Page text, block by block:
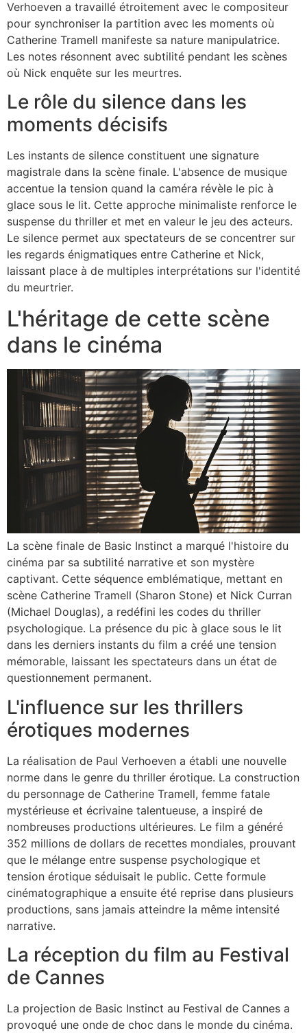
Verhoeven a travaillé étroitement avec le compositeur
pour synchroniser la partition avec les moments où
Catherine Tramell manifeste sa nature manipulatrice.
Les notes résonnent avec subtilité pendant les scènes
où Nick enquête sur les meurtres.
Le rôle du silence dans les
moments décisifs
Les instants de silence constituent une signature
magistrale dans la scène finale. L'absence de musique
accentue la tension quand la caméra révèle le pic à
glace sous le lit. Cette approche minimaliste renforce le
suspense du thriller et met en valeur le jeu des acteurs.
Le silence permet aux spectateurs de se concentrer sur
les regards énigmatiques entre Catherine et Nick,
laissant place à de multiples interprétations sur l'identité
du meurtrier.
L'héritage de cette scène
dans le cinéma
La scène finale de Basic Instinct a marqué l'histoire du
cinéma par sa subtilité narrative et son mystère
captivant. Cette séquence emblématique, mettant en
scène Catherine Tramell (Sharon Stone) et Nick Curran
(Michael Douglas), a redéfini les codes du thriller
psychologique. La présence du pic à glace sous le lit
dans les derniers instants du film a créé une tension
mémorable, laissant les spectateurs dans un état de
questionnement permanent.
L'influence sur les thrillers
érotiques modernes
La réalisation de Paul Verhoeven a établi une nouvelle
norme dans le genre du thriller érotique. La construction
du personnage de Catherine Tramell, femme fatale
mystérieuse et écrivaine talentueuse, a inspiré de
nombreuses productions ultérieures. Le film a généré
352 millions de dollars de recettes mondiales, prouvant
que le mélange entre suspense psychologique et
tension érotique séduisait le public. Cette formule
cinématographique a ensuite été reprise dans plusieurs
productions, sans jamais atteindre la même intensité
narrative.
La réception du film au Festival
de Cannes
La projection de Basic Instinct au Festival de Cannes a
provoqué une onde de choc dans le monde du cinéma.